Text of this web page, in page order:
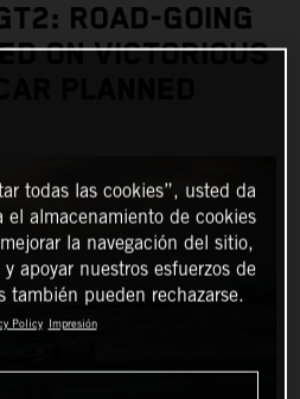
ROAD-GOING
ON VICTORIOUS
PLANNED
todas las cookies”, usted da
el almacenamiento de cookies
la navegación del sitio,
apoyar nuestros esfuerzos de
también pueden rechazarse.
Policy Impresión